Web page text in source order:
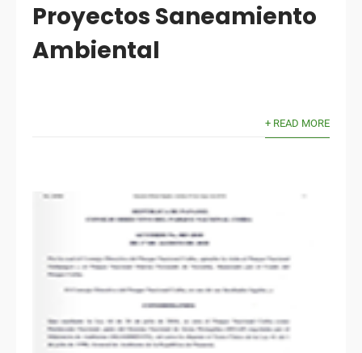
Proyectos Saneamiento
Ambiental
+ READ MORE